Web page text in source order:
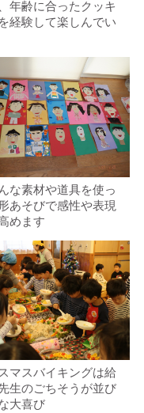
年齢に合ったクッキ
経験して楽しんでい
な素材や道具を使っ
あそびで感性や表現
めます
マスバイキングは給
生のごちそうが並び
大喜び